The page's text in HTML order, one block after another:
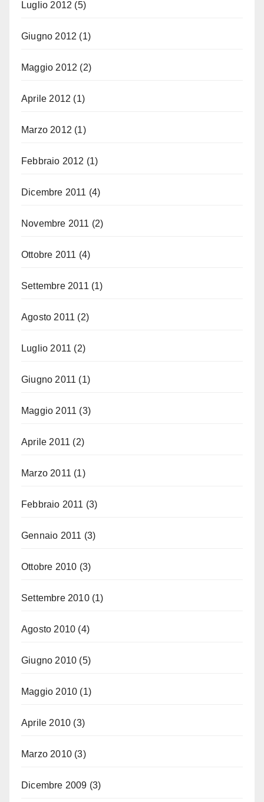
Luglio 2012 (5)
Giugno 2012 (1)
Maggio 2012 (2)
Aprile 2012 (1)
Marzo 2012 (1)
Febbraio 2012 (1)
Dicembre 2011 (4)
Novembre 2011 (2)
Ottobre 2011 (4)
Settembre 2011 (1)
Agosto 2011 (2)
Luglio 2011 (2)
Giugno 2011 (1)
Maggio 2011 (3)
Aprile 2011 (2)
Marzo 2011 (1)
Febbraio 2011 (3)
Gennaio 2011 (3)
Ottobre 2010 (3)
Settembre 2010(1)
Agosto 2010 (4)
Giugno 2010 (5)
Maggio 2010 (1)
Aprile 2010 (3)
Marzo 2010 (3)
Dicembre 2009 (3)